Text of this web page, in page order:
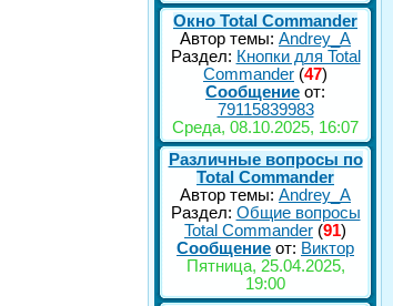
Окно Total Commander
Автор темы: Andrey_A
Раздел: Кнопки для Total
Commander (47)
Сообщение от:
79115839983
Среда, 08.10.2025, 16:07
Различные вопросы по
Total Commander
Автор темы: Andrey_A
Раздел: Общие вопросы
Total Commander (91)
Сообщение от: Виктор
Пятница, 25.04.2025,
19:00